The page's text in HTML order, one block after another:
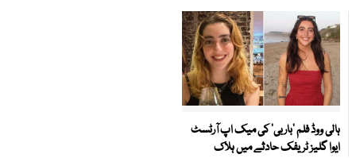
ہالی ووڈ فلم ’باربی‘ کی میک اپ آرٹسٹ
ایوا گلیز ٹریفک حادثے میں ہلاک